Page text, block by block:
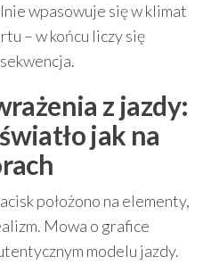
wpasowuje się w klimat
– w końcu liczy się
z jazdy:
jak na
położono na elementy,
Mowa o grafice
modelu jazdy.